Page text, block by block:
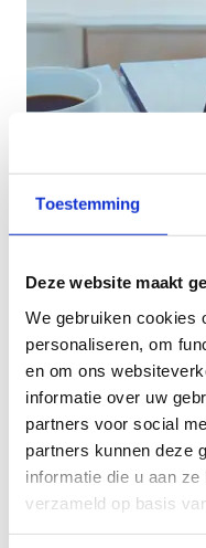
Toestemming
Deze website maakt
We gebruiken cookies
personaliseren, om
en om ons
informatie over uw
partners voor social
partners kunnen deze
informatie die u aan
verzameld op basis
Contacteer ons